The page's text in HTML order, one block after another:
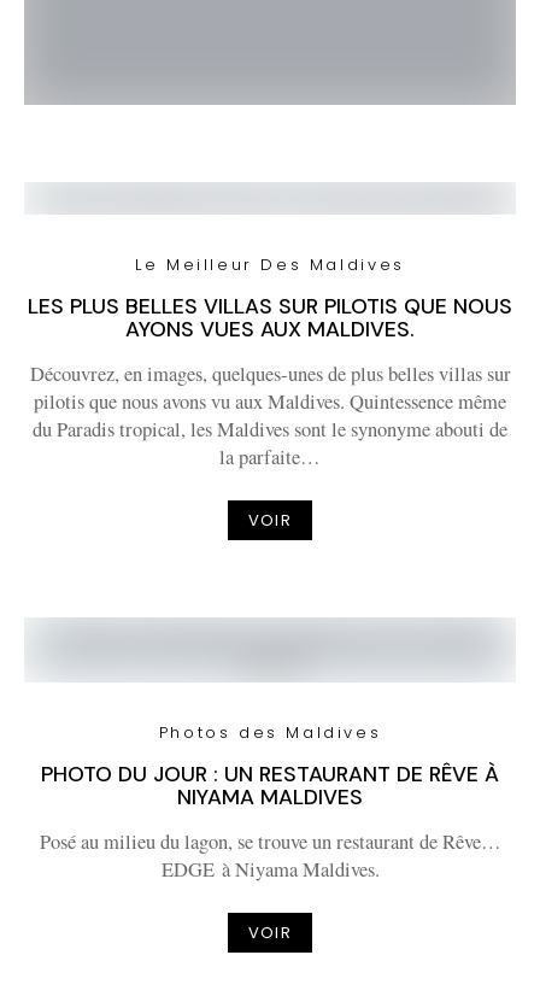
Le Meilleur Des Maldives
LES PLUS BELLES VILLAS SUR PILOTIS QUE NOUS
AYONS VUES AUX MALDIVES.
Découvrez, en images, quelques-unes de plus belles villas sur
pilotis que nous avons vu aux Maldives. Quintessence même
du Paradis tropical, les Maldives sont le synonyme abouti de
la parfaite…
VOIR
Photos des Maldives
PHOTO DU JOUR : UN RESTAURANT DE RÊVE À
NIYAMA MALDIVES
Posé au milieu du lagon, se trouve un restaurant de Rêve…
EDGE à Niyama Maldives.
VOIR